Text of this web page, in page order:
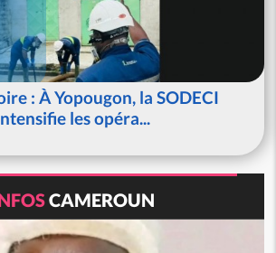
: À Yopougon, la SODECI
les opéra...
CAMEROUN